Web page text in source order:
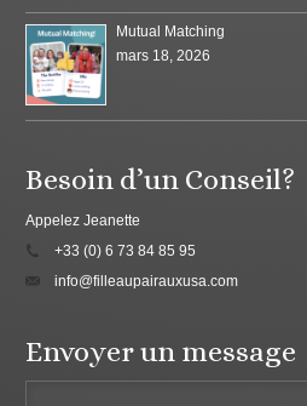
Mutual Matching
mars 18, 2026
Besoin d’un Conseil?
Appelez Jeanette
+33 (0) 6 73 84 85 95
info@filleaupairauxusa.com
Envoyer un message